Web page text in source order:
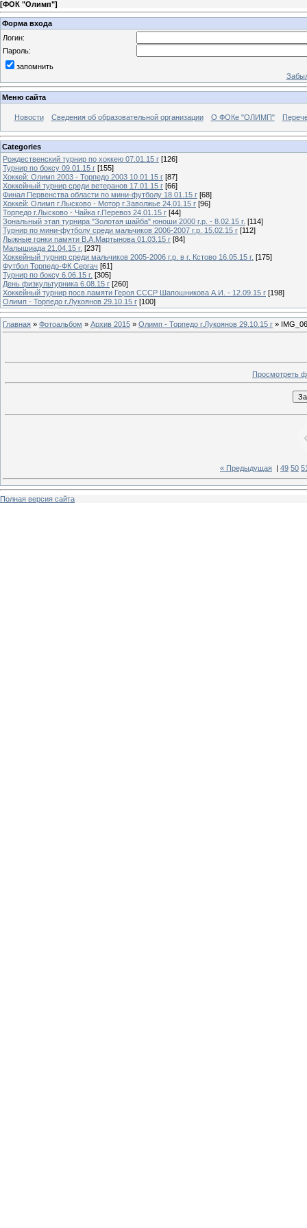
[ФОК "Олимп"]
Форма входа
Логин:
Пароль:
запомнить
Меню сайта
Новости Сведения об образовательной организации О ФОКе "ОЛИМП"
Categories
Рождественский турнир по хоккею 07.01.15 г [126]
Турнир по боксу 09.01.15 г [155]
Хоккей: Олимп 2003 - Торпедо 2003 10.01.15 г [87]
Хоккейный турнир среди ветеранов 17.01.15 г [66]
Финал Первенства области по мини-футболу 18.01.15 г [68]
Хоккей: Олимп г.Лысково - Мотор г.Заволжье 24.01.15 г [96]
Торпедо г.Лысково - Чайка г.Перевоз 24.01.15 г [44]
Зональный этап турнира "Золотая шайба" юноши 2000 г.р. - 8.02.15 г. [114]
Турнир по мини-футболу среди мальчиков 2006-2007 г.р. 15.02.15 г [112]
Лыжные гонки памяти В.А.Мартынова 01.03.15 г [84]
Малышиада 21.04.15 г. [237]
Хоккейный турнир среди мальчиков 2005-2006 г.р. в г. Кстово 16.05.15 г. [175]
Футбол Торпедо-ФК Сергач [61]
Турнир по боксу 6.06.15 г. [305]
День физкультурника 6.08.15 г [260]
Хоккейный турнир посв.памяти Героя СССР Шапошникова А.И. - 12.09.15 г [198]
Олимп - Торпедо г.Лукоянов 29.10.15 г [100]
Главная » Фотоальбом » Архив 2015 » Олимп - Торпедо г.Лукоянов 29.10.15 г »
Просмотреть
« Предыдущая 49 50
Полная версия сайта